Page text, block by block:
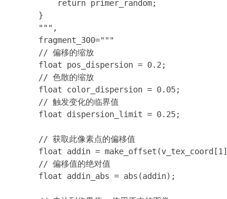
            return primer_random;
        }
        """,
        fragment_300="""
        // 偏移的缩放
        float pos_dispersion = 0.2;
        // 色散的缩放
        float color_dispersion = 0.05;
        // 触发变化的临界值
        float dispersion_limit = 0.25;
        // 获取此像素点的偏移值
float addin =
        // 偏移值的绝对值
        float addin_abs = abs(addin);